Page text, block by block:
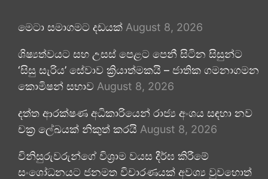
මෙටා සමාගමට දඩයක් August 8, 2026
ශිෂ්‍යත්වයට සහ උසස් පෙළට පෙනී සිටින සිසුන්ට
‘සිසු සැරිය’ සේවාව ක්‍රියාත්මකයි – ජාතික ගමනාගමන
කොමිෂන් සභාව August 8, 2026
දත්ත ආරක්ෂණ අධිකාරියෙන් රාජ්‍ය අංශය සඳහා නව
චක්‍ර ලේඛයක් නිකුත් කරයි August 8, 2026
විනිසුරුවරුන්ගේ විශ්‍රාම වයස දීර්ඝ කිරීමේ
සංශෝධනයට ජනමත විචාරණයක් අවශ්‍ය වුවහොත්